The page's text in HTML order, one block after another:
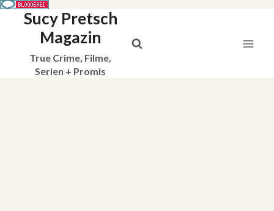
Sucy Pretsch
Magazin
True Crime, Filme,
Serien + Promis